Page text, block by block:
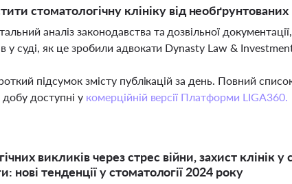
стоматологічну клініку від
аналіз законодавства та дозвільної
у суді, як це зробили адвокати Dynasty Law &
підсумок змісту публікацій за день. Повний
доступні у комерційній версії Платформи LIGA360.
викликів через стрес війни, захист клінік у
нові тенденції у стоматології 2024 року